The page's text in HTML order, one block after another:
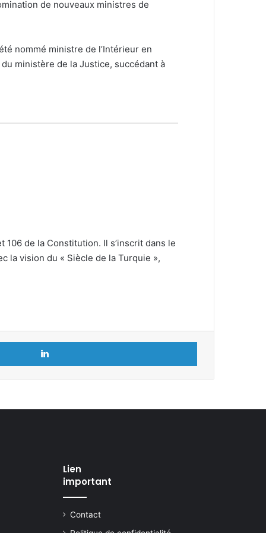
de nouveaux ministres de
nommé ministre de l’Intérieur en
ministère de la Justice, succédant à
de la Constitution. Il s’inscrit dans le
la vision du « Siècle de la Turquie »,
Linkedin
Lien
important
Contact